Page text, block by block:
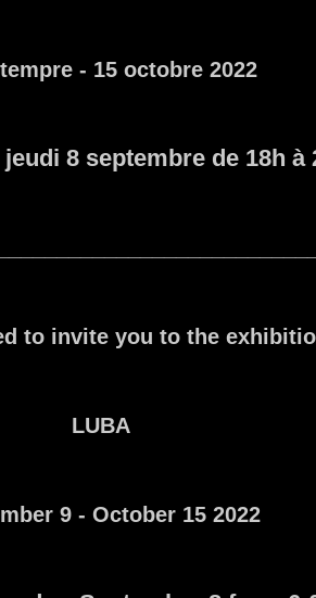
- 15 octobre 2022
8 septembre de 18h à
to invite you to the
LUBA
9 - October 15 2022